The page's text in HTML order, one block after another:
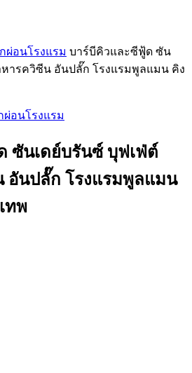
ผ่อนโรงแรม บาร์บีคิวและซีฟู้ด ซัน
หารควิซีน อันปลั๊ก โรงแรมพูลแมน คิง
ผ่อนโรงแรม
ซันเดย์บรันซ์ บุฟเฟ่ต์
อันปลั๊ก โรงแรมพูลแมน
ทพ